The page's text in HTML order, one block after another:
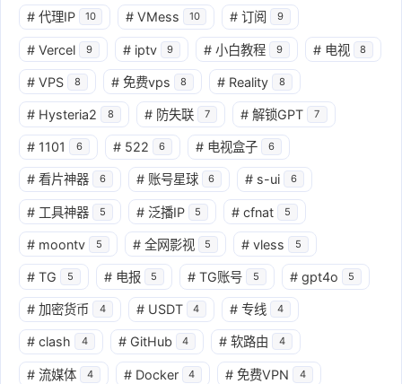
# 代理IP 10 # VMess 10 # 订阅 9
# Vercel 9 # iptv 9 # 小白教程 9 # 电视 8
# VPS 8 # 免费vps 8 # Reality 8
# Hysteria2 8 # 防失联 7 # 解锁GPT 7
# 1101 6 # 522 6 # 电视盒子 6
# 看片神器 6 # 账号星球 6 # s-ui 6
# 工具神器 5 # 泛播IP 5 # cfnat 5
# moontv 5 # 全网影视 5 # vless 5
# TG 5 # 电报 5 # TG账号 5 # gpt4o 5
# 加密货币 4 # USDT 4 # 专线 4
# clash 4 # GitHub 4 # 软路由 4
# 流媒体 4 # Docker 4 # 免费VPN 4